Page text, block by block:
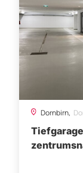
Dornbirn,
€ 115,5